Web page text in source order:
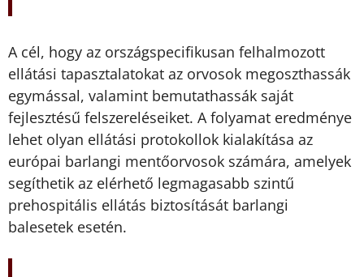
A cél, hogy az országspecifikusan felhalmozott
ellátási tapasztalatokat az orvosok megoszthassák
egymással, valamint bemutathassák saját
fejlesztésű felszereléseiket. A folyamat eredménye
lehet olyan ellátási protokollok kialakítása az
európai barlangi mentőorvosok számára, amelyek
segíthetik az elérhető legmagasabb szintű
prehospitális ellátás biztosítását barlangi
balesetek esetén.